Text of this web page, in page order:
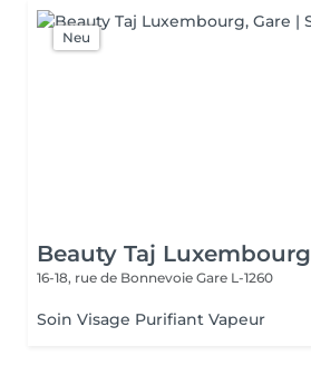
Neu
Beauty Taj Luxembourg
16-18, rue de Bonnevoie Gare L-1260
Soin Visage Purifiant Vapeur